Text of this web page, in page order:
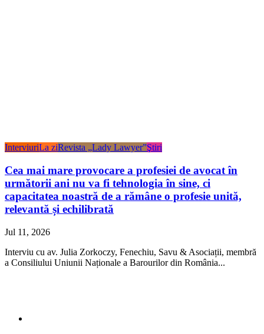
InterviuriLa ziRevista „Lady Lawyer”Ştiri
Cea mai mare provocare a profesiei de avocat în
următorii ani nu va fi tehnologia în sine, ci
capacitatea noastră de a rămâne o profesie unită,
relevantă și echilibrată
Jul 11, 2026
Interviu cu av. Julia Zorkoczy, Fenechiu, Savu & Asociații, membră
a Consiliului Uniunii Naționale a Barourilor din România...